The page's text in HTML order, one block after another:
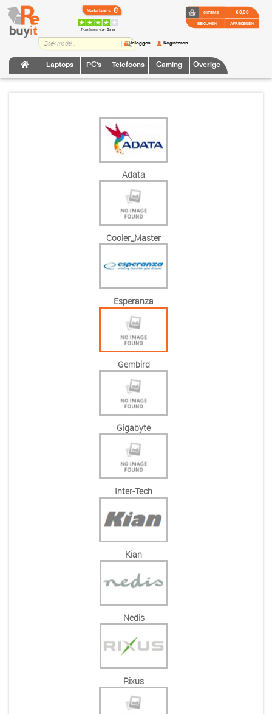
TrustScore:4.2 • Goed
Laptops PC's Telefoons Gaming Overige
Inloggen Registeren
0 ITEMS
BEKIJKEN
€ 0,00
AFREKENEN
Adata
Cooler_Master
Esperanza
Gembird
Gigabyte
Inter-Tech
Kian
Nedis
Rixus